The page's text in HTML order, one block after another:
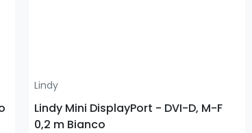
Lindy
Lindy Mini DisplayPort - DVI-D, M-F
0,2 m Bianco